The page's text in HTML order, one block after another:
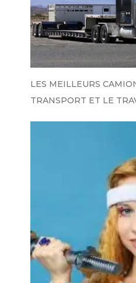
LES MEILLEURS
TRANSPORT ET LE